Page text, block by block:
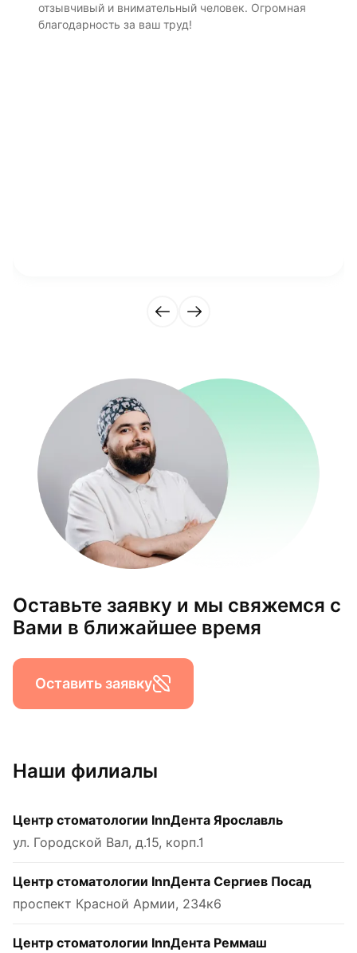
отзывчивый и внимательный человек. Огромная
благодарность за ваш труд!
Оставьте заявку и мы свяжемся с
Вами в ближайшее время
Оставить заявку
Наши филиалы
Центр стоматологии InnДента Ярославль
ул. Городской Вал, д.15, корп.1
Центр стоматологии InnДента Сергиев Посад
проспект Красной Армии, 234к6
Центр стоматологии InnДента Реммаш